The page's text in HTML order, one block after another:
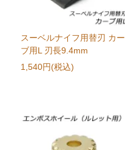
スーベルナイフ用替刃 カー
ブ用L 刃長9.4mm
1,540円(税込)